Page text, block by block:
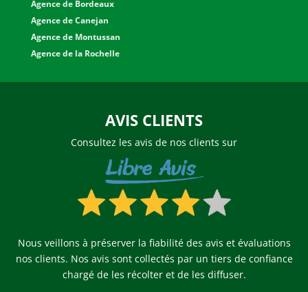
Agence de Bordeaux
Agence de Canejan
Agence de Montussan
Agence de la Rochelle
AVIS CLIENTS
Consultez les avis de nos clients sur
Nous veillons à préserver la fiabilité des avis et évaluations
nos clients. Nos avis sont collectés par un tiers de confiance
chargé de les récolter et de les diffuser.